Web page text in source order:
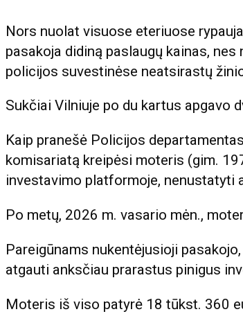
Nors nuolat visuose eteriuose
pasakoja didiną paslaugų kainas,
policijos suvestinėse neatsirastų
Sukčiai Vilniuje po du kartus apgavo
Kaip pranešė Policijos
komisariatą kreipėsi moteris (gim.
investavimo platformoje, nenustatyti
Po metų, 2026 m. vasario mėn.,
Pareigūnams nukentėjusioji
atgauti anksčiau prarastus pinigus
Moteris iš viso patyrė 18 tūkst. 360